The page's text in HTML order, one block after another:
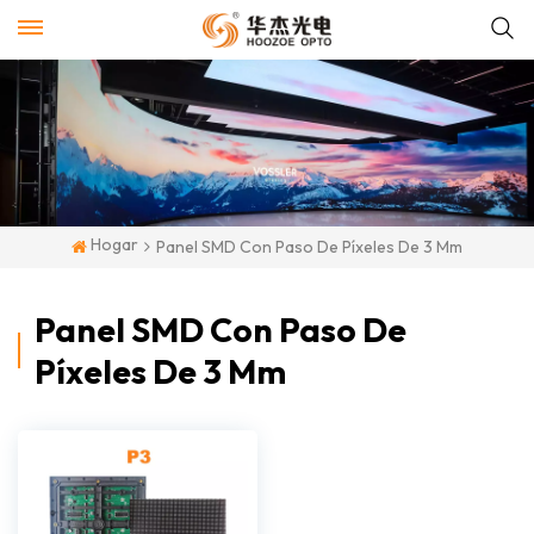
Hogar Panel SMD Con Paso De Píxeles De 3 Mm
Panel SMD Con Paso De
Píxeles De 3 Mm